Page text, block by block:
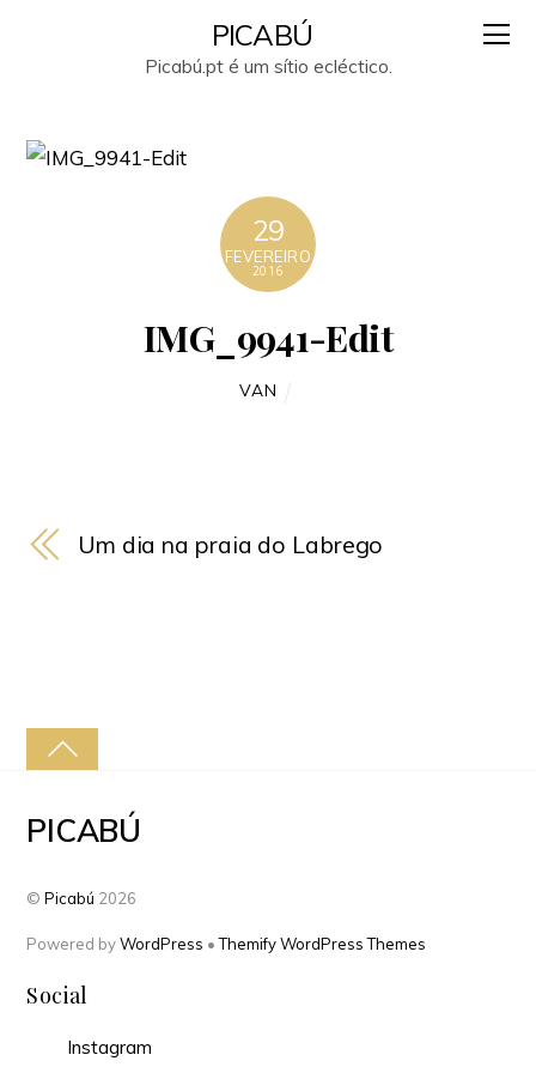
PICABÚ
Picabú.pt é um sítio ecléctico.
29
FEVEREIRO
2016
IMG_9941-Edit
VAN
Um dia na praia do Labrego
PICABÚ
©Picabú 2026
Powered byWordPress •Themify WordPress Themes
Social
Instagram